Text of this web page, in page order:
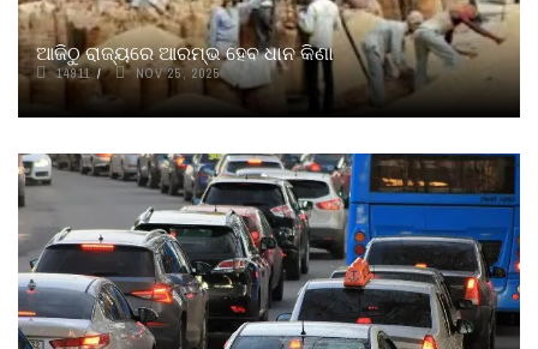
ଆଜିଠୁ ରାଜ୍ୟରେ ଆରମ୍ଭ ହେବ ଧାନ କିଣା
14911 NOV 25, 2025